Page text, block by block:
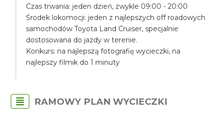
Czas trwania: jeden dzień, zwykle 09:00 - 20:00
Środek lokomocji: jeden z najlepszych off roadowych
samochodów Toyota Land Cruiser, specjalnie
dostosowana do jazdy w terenie.
Konkurs: na najlepszą fotografię wycieczki, na
najlepszy filmik do 1 minuty
RAMOWY PLAN WYCIECZKI